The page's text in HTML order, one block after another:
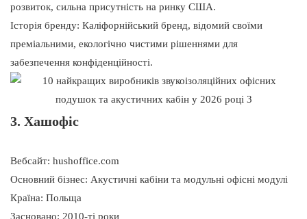
розвиток, сильна присутність на ринку США.
Історія бренду: Каліфорнійський бренд, відомий своїми
преміальними, екологічно чистими рішеннями для
забезпечення конфіденційності.
3. Хашофіс
Вебсайт: hushoffice.com
Основний бізнес: Акустичні кабіни та модульні офісні модулі
Країна: Польща
Засновано: 2010-ті роки